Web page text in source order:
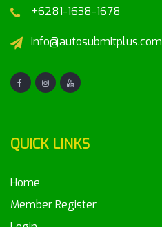
+6281-1638-1678
info@autosubmitplus.com
QUICK LINKS
Home
Member Register